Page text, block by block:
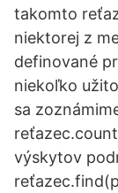
takomto
niektorej z
definované
niekoľko
sa
výskytov